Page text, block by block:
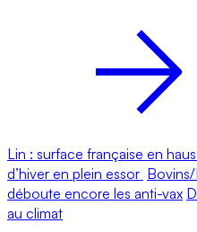
Lin : surface française en
d’hiver en plein essor Bovins/
déboute encore les anti-vax
au climat